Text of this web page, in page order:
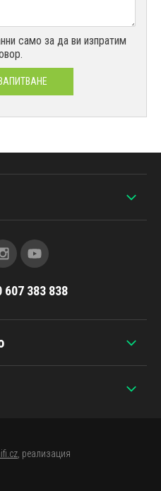
само за да ви изпратим
607 383 838
, реализация